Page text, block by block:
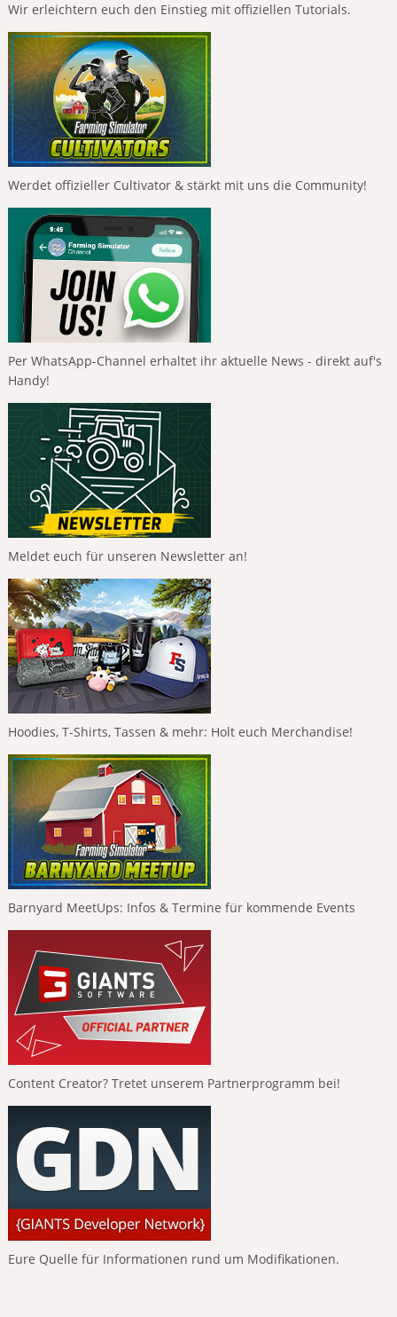
Wir erleichtern euch den Einstieg mit offiziellen Tutorials.
Werdet offizieller Cultivator & stärkt mit uns die Community!
Per WhatsApp-Channel erhaltet ihr aktuelle News - direkt auf's
Handy!
Meldet euch für unseren Newsletter an!
Hoodies, T-Shirts, Tassen & mehr: Holt euch Merchandise!
Barnyard MeetUps: Infos & Termine für kommende Events
Content Creator? Tretet unserem Partnerprogramm bei!
Eure Quelle für Informationen rund um Modifikationen.